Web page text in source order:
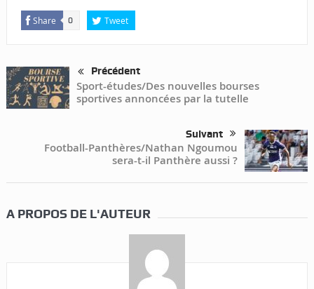
Share 0 Tweet
Précédent
Sport-études/Des nouvelles bourses
sportives annoncées par la tutelle
Suivant
Football-Panthères/Nathan Ngoumou
sera-t-il Panthère aussi ?
A PROPOS DE L'AUTEUR